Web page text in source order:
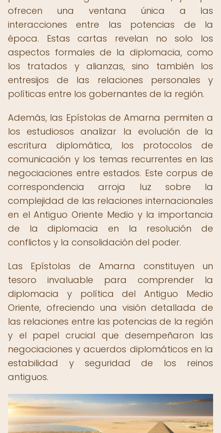
ofrecen una ventana única a las
interacciones entre las potencias de la
época. Estas cartas revelan no solo los
aspectos formales de la diplomacia, como
los tratados y alianzas, sino también los
entresijos de las relaciones personales y
políticas entre los gobernantes de la región.
Además, las Epístolas de Amarna permiten a
los estudiosos analizar la evolución de la
escritura diplomática, los protocolos de
comunicación y los temas recurrentes en las
negociaciones entre estados. Este corpus de
correspondencia arroja luz sobre la
complejidad de las relaciones internacionales
en el Antiguo Oriente Medio y la importancia
de la diplomacia en la resolución de
conflictos y la consolidación del poder.
Las Epístolas de Amarna constituyen un
tesoro invaluable para comprender la
diplomacia y política del Antiguo Medio
Oriente, ofreciendo una visión detallada de
las relaciones entre las potencias de la región
y el papel crucial que desempeñaron las
negociaciones y acuerdos diplomáticos en la
estabilidad y seguridad de los reinos
antiguos.